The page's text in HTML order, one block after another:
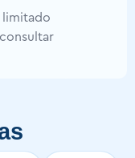
limitado